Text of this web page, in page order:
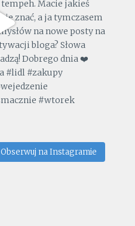
Obserwuj na Instagramie